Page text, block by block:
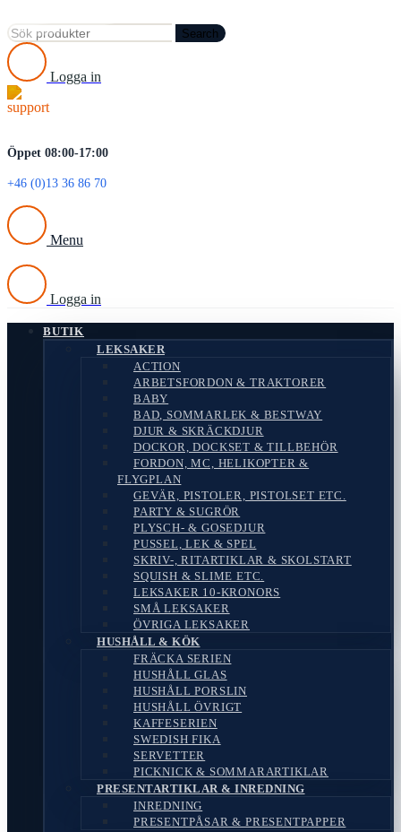
Search
Logga in
Öppet 08:00-17:00
+46 (0)13 36 86 70
Menu
Logga in
BUTIK
LEKSAKER
ACTION
ARBETSFORDON & TRAKTORER
BABY
BAD, SOMMARLEK & BESTWAY
DJUR & SKRÄCKDJUR
DOCKOR, DOCKSET & TILLBEHÖR
FORDON, MC, HELIKOPTER &
FLYGPLAN
GEVÄR, PISTOLER, PISTOLSET ETC.
PARTY & SUGRÖR
PLYSCH- & GOSEDJUR
PUSSEL, LEK & SPEL
SKRIV-, RITARTIKLAR & SKOLSTART
SQUISH & SLIME ETC.
LEKSAKER 10-KRONORS
SMÅ LEKSAKER
ÖVRIGA LEKSAKER
HUSHÅLL & KÖK
FRÄCKA SERIEN
HUSHÅLL GLAS
HUSHÅLL PORSLIN
HUSHÅLL ÖVRIGT
KAFFESERIEN
SWEDISH FIKA
SERVETTER
PICKNICK & SOMMARARTIKLAR
PRESENTARTIKLAR & INREDNING
INREDNING
PRESENTPÅSAR & PRESENTPAPPER